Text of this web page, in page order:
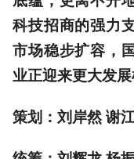
科技招商的强力
市场稳步扩容，
业正迎来更大发展
策划：刘岸然 谢